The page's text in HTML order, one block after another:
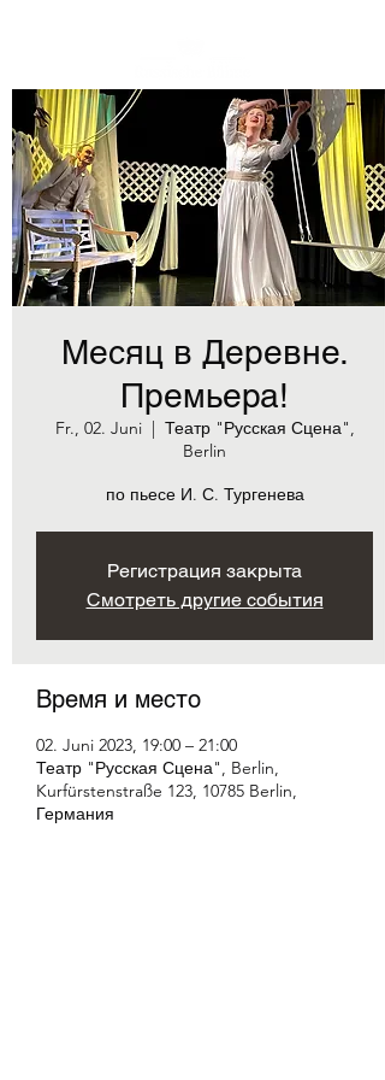
Месяц в Деревне.
Премьера!
Fr., 02. Juni
  |
Театр "Русская Сцена",
Berlin
по пьесе И. С. Тургенева
Регистрация закрыта
Смотреть другие события
Время и место
02. Juni 2023, 19:00 – 21:00
Театр "Русская Сцена", Berlin,
Kurfürstenstraße 123, 10785 Berlin,
Германия